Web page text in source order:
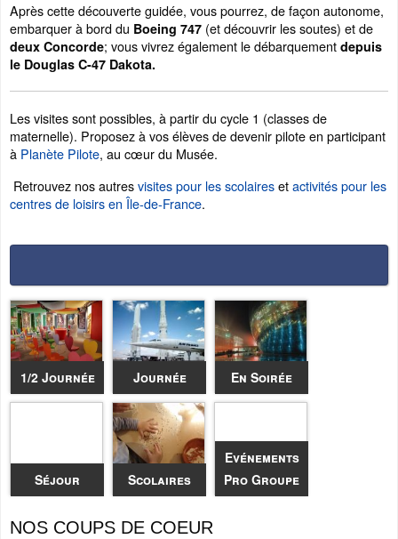
Après cette découverte guidée, vous pourrez, de façon autonome,
embarquer à bord du Boeing 747 (et découvrir les soutes) et de
deux Concorde; vous vivrez également le débarquement depuis
le Douglas C-47 Dakota.
Les visites sont possibles, à partir du cycle 1 (classes de
maternelle). Proposez à vos élèves de devenir pilote en participant
à Planète Pilote, au cœur du Musée.
Retrouvez nos autresvisites pour les scolairesetactivités pour les
centres de loisirs en Île-de-France.
1/2 Journée Journée En Soirée
Séjour Scolaires
Evénements
Pro Groupe
NOS COUPS DE COEUR